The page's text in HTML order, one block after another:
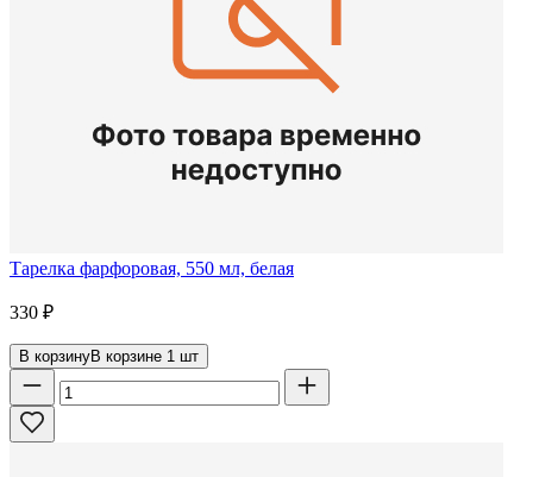
Тарелка фарфоровая, 550 мл, белая
330 ₽
В корзинуВ корзине 1 шт